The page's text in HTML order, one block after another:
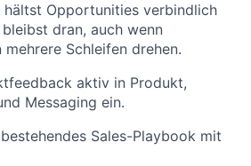
hältst Opportunities verbindlich
dran, auch wenn
mehrere Schleifen drehen.
aktiv in Produkt,
Messaging ein.
Sales-Playbook mit